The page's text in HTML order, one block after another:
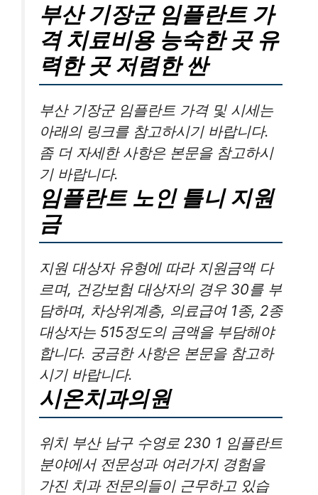
부산 기장군 임플란트 가
격 치료비용 능숙한 곳 유
력한 곳 저렴한 싼
부산 기장군 임플란트 가격 및 시세는
아래의 링크를 참고하시기 바랍니다.
좀 더 자세한 사항은 본문을 참고하시
기 바랍니다.
임플란트 노인 틀니 지원
금
지원 대상자 유형에 따라 지원금액 다
르며, 건강보험 대상자의 경우 30를 부
담하며, 차상위계층, 의료급여 1종, 2종
대상자는 515정도의 금액을 부담해야
합니다. 궁금한 사항은 본문을 참고하
시기 바랍니다.
시온치과의원
위치 부산 남구 수영로 230 1 임플란트
분야에서 전문성과 여러가지 경험을
가진 치과 전문의들이 근무하고 있습